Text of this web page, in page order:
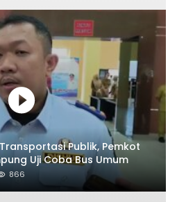
Publik, Pemkot
Uji Coba Bus Umum
866